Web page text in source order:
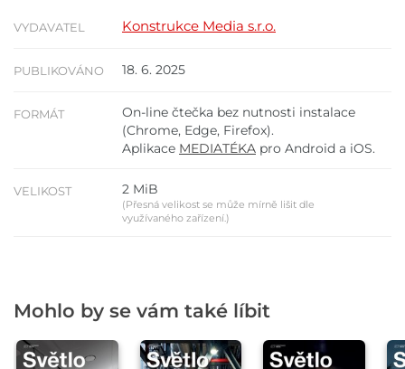
VYDAVATEL Konstrukce Media s.r.o.
PUBLIKOVÁNO 18. 6. 2025
FORMÁT
On-line čtečka bez nutnosti instalace
(Chrome, Edge, Firefox).
Aplikace MEDIATÉKA pro Android a iOS.
VELIKOST 2 MiB
(Přesná velikost se může mírně lišit dle
využívaného zařízení.)
Mohlo by se vám také líbit